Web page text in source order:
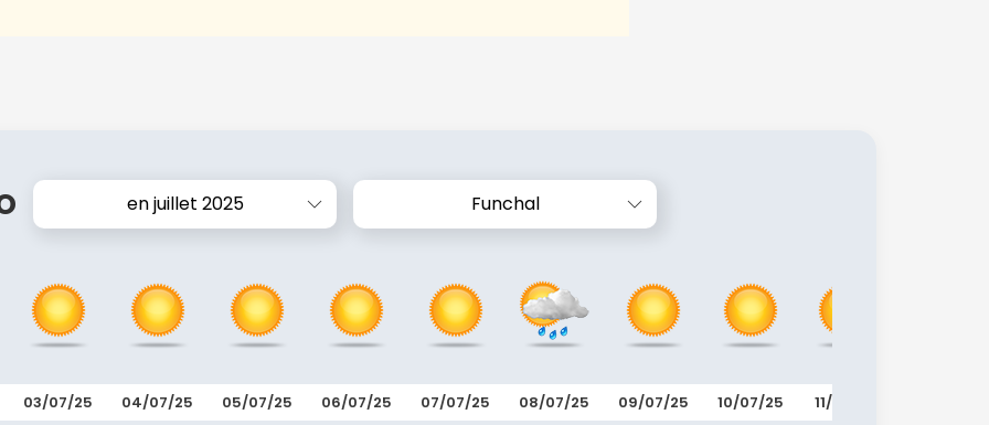
en juillet 2025 Funchal
03/07/25 04/07/25 05/07/25 06/07/25 07/07/25 08/07/25 09/07/25 10/07/25 11/07/25